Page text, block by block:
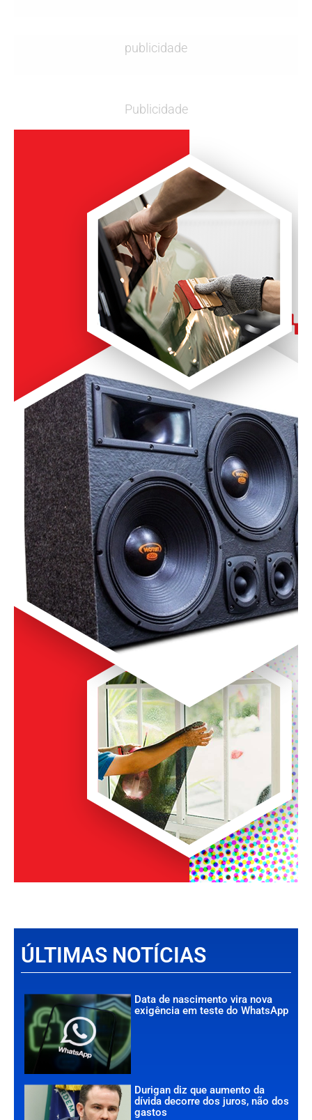
publicidade
Publicidade
ÚLTIMAS NOTÍCIAS
Data de nascimento vira nova
exigência em teste do WhatsApp
Durigan diz que aumento da
dívida decorre dos juros, não dos
gastos